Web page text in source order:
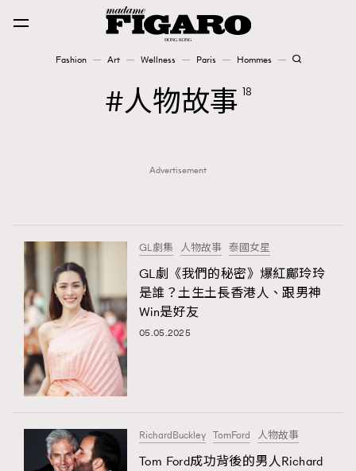
Fashion Art Wellness Paris Hommes
Fashion
Paris
Hommes
AFrenchMind
DressLikeAParisienne
EmpowerF 103
人物故事 18
Advertisement
GL劇集 人物故事 泰國女星
GL劇《我們的秘密》爆紅鄺玲玲
是誰？土生土長香港人、跟男神
Win是好友
05.05.2025
RichardBuckley TomFord 人物故事
Tom Ford成功背後的男人Richard